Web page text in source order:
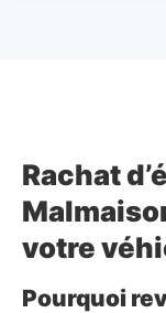
Rachat
votre
Pourquoi